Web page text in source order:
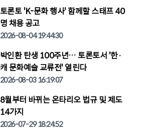
토론토 'K-문화 행사' 함께할 스태프 40
명 채용 공고
2026-08-04 19:44:30
박인환 탄생 100주년… 토론토서 '한·
캐 문화예술 교류전' 열린다
2026-08-03 16:19:07
8월부터 바뀌는 온타리오 법규 및 제도
14가지
2026-07-29 18:24:52